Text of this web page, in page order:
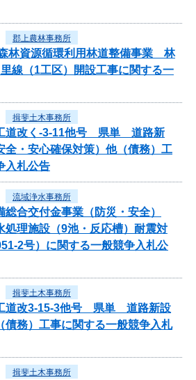
郡上農林事務所
林資源循環利用林道整備事業 林
線（1工区）開設工事に関する一
揖斐土木事務所
道改く-3-11他号 県単 道路新
全・安心確保対策）他（債務）工
入札公告
流域浄水事務所
合交付金事業（防災・安全）
処理施設（9池・反応槽）耐震対
2号）に関する一般競争入札公
揖斐土木事務所
道改3-15-3他号 県単 道路新設
債務）工事に関する一般競争入札
揖斐土木事務所